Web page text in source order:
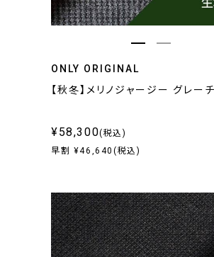
ONLY ORIGINAL
【秋冬】メリノジャージー グレー
¥58,300(税込)
早割 ¥46,640(税込)